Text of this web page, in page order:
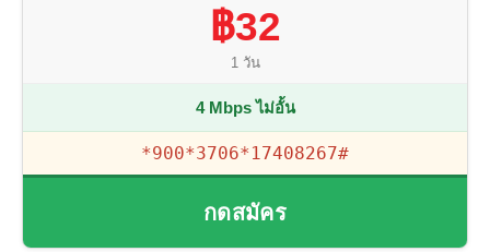
฿32
1 วัน
4 Mbps ไม่อั้น
*900*3706*17408267#
กดสมัคร